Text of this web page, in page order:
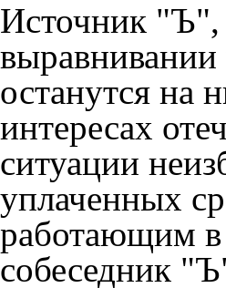
Источник "Ъ",
выравнивании
останутся на
интересах
ситуации
уплаченных
работающим
собеседник